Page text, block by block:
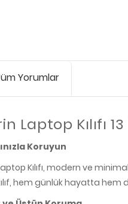
Yorumlar
Laptop Kılıfı
Koruyun
Kılıfı, modern ve
hem günlük hayatta